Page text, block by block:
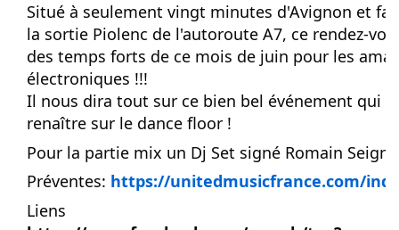
Situé à seulement vingt minutes d'Avignon et
la sortie Piolenc de l'autoroute A7, ce rendez-
des temps forts de ce mois de juin pour les
électroniques !!!
Il nous dira tout sur ce bien bel événement qui
renaître sur le dance floor !
Pour la partie mix un Dj Set signé Romain
Préventes: https://unitedmusicfrance.com/
Liens